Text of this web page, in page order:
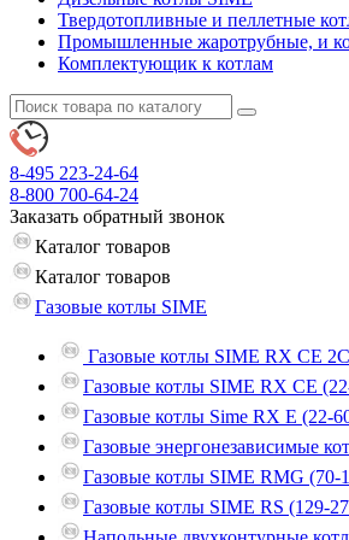
Твердотопливные и пеллетные
Промышленные жаротрубные, и
Комплектующик к котлам
8-495 223-24-64
8-800 700-64-24
Заказать обратный звонок
Каталог товаров
Каталог товаров
Газовые котлы SIME
Газовые котлы SIME RX CE
Газовые котлы SIME RX CE
Газовые котлы Sime RX E (22-
Газовые энергонезависимые
Газовые котлы SIME RMG (70-
Газовые котлы SIME RS (129-